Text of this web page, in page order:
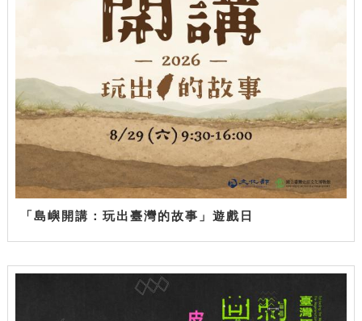
「島嶼開講：玩出臺灣的故事」遊戲日